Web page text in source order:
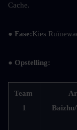
Cache.
● Fase:Kies
● Opstelling:
Team
1